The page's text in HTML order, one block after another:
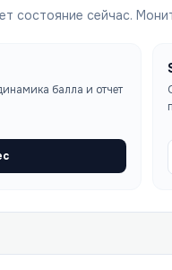
состояние сейчас.
балла и отчет